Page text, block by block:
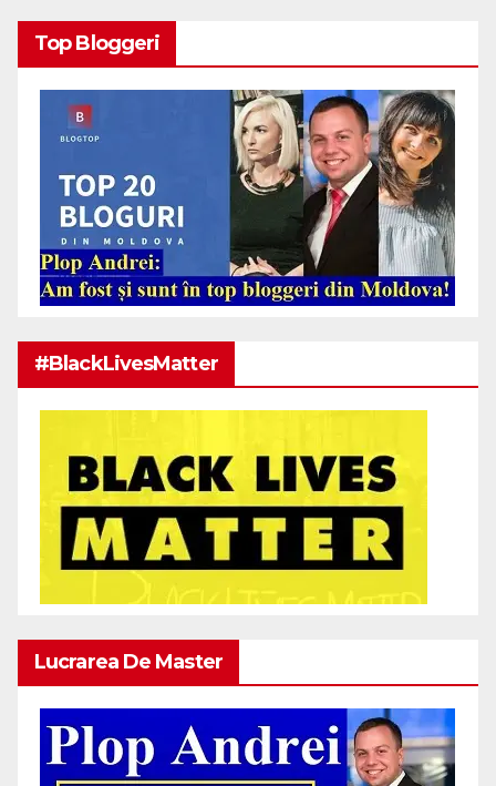
Top Bloggeri
#BlackLivesMatter
Lucrarea De Master